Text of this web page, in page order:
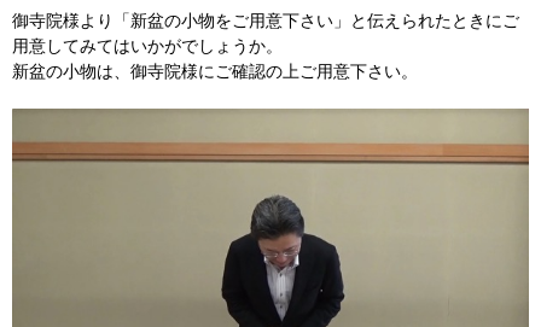
御寺院様より「新盆の小物をご用意下さい」と伝えられたときにご
用意してみてはいかがでしょうか。
新盆の小物は、御寺院様にご確認の上ご用意下さい。